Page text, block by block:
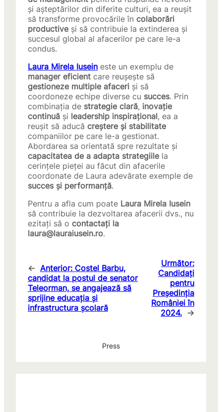
și așteptărilor din diferite culturi, ea a reușit
să transforme provocările în colaborări
productiveși să contribuie la extinderea și
succesul global al afacerilor pe care le-a
condus.
Laura Mirela Iusein este un exemplu de
manager eficient care reușește să
gestioneze multiple afaceri și să
coordoneze echipe diverse cu succes. Prin
combinația de strategie clară, inovație
continuă și leadership inspirațional, ea a
reușit să aducă creștere și stabilitate
companiilor pe care le-a gestionat.
Abordarea sa orientată spre rezultate și
capacitatea de a adapta strategiilela
cerințele pieței au făcut din afacerile
coordonate de Laura adevărate exemple de
succes și performanță.
Pentru a afla cum poate Laura Mirela Iusein
să contribuie la dezvoltarea afacerii dvs., nu
ezitați să o contactați la
laura@lauraiusein.ro.
← Anterior: Costel Barbu,
candidat la postul de senator
Teleorman, se angajează să
sprijine educația și
infrastructura școlară
Următor:
Candidați
pentru
Președinția
României în
2024. →
Press